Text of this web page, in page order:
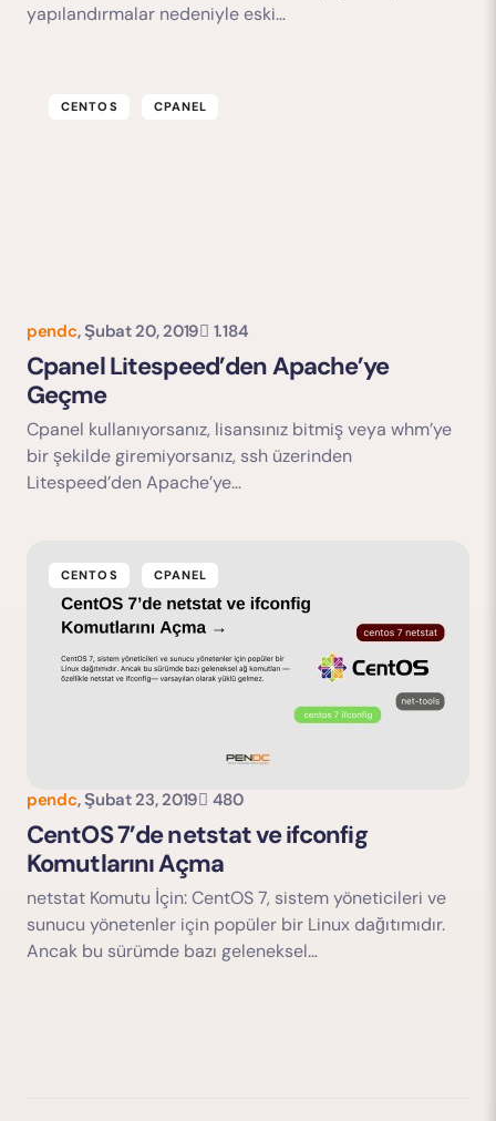
yapılandırmalar nedeniyle eski…
CENTOS CPANEL
pendc, Şubat 20, 2019 1.184
Cpanel Litespeed’den Apache’ye
Geçme
Cpanel kullanıyorsanız, lisansınız bitmiş veya whm’ye
bir şekilde giremiyorsanız, ssh üzerinden
Litespeed’den Apache’ye…
CENTOS CPANEL
pendc, Şubat 23, 2019 480
CentOS 7’de netstat ve ifconfig
Komutlarını Açma
netstat Komutu İçin: CentOS 7, sistem yöneticileri ve
sunucu yönetenler için popüler bir Linux dağıtımıdır.
Ancak bu sürümde bazı geleneksel…